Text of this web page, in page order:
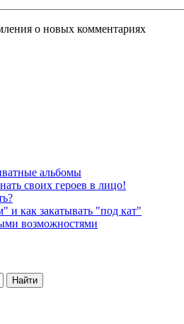
о новых комментариях
альбомы
своих героев в лицо!
и как закатывать "под кат"
возможностями
Найти